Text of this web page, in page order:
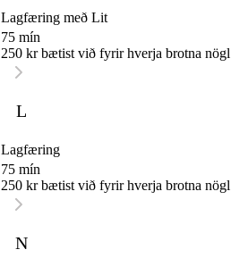
Lagfæring með Lit
75 mín
250 kr bætist við fyrir hverja brotna nögl
L
Lagfæring
75 mín
250 kr bætist við fyrir hverja brotna nögl
N